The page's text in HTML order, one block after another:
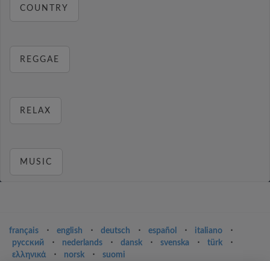
COUNTRY
REGGAE
RELAX
MUSIC
français ⋅ english ⋅ deutsch ⋅ español ⋅ italiano
⋅
русский
⋅ nederlands ⋅ dansk ⋅ svenska ⋅ türk
⋅
ελληνικά
⋅ norsk ⋅ suomi